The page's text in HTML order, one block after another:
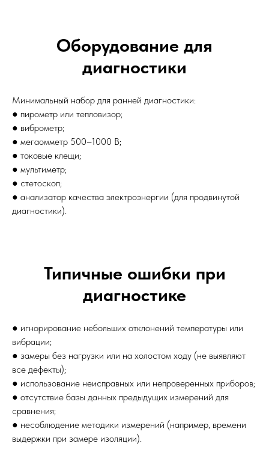
Оборудование для
диагностики
Минимальный набор для ранней диагностики:
● пирометр или тепловизор;
● виброметр;
● мегаомметр 500–1000 В;
● токовые клещи;
● мультиметр;
● стетоскоп;
● анализатор качества электроэнергии (для продвинутой
диагностики).
Типичные ошибки при
диагностике
● игнорирование небольших отклонений температуры или
вибрации;
● замеры без нагрузки или на холостом ходу (не выявляют
все дефекты);
● использование неисправных или непроверенных приборов;
● отсутствие базы данных предыдущих измерений для
сравнения;
● несоблюдение методики измерений (например, времени
выдержки при замере изоляции).